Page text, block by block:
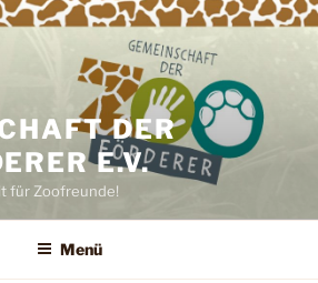
DER
E.V.
für Zoofreunde!
Menü